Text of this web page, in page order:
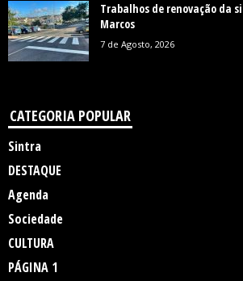
Trabalhos de renovação da
Marcos
7 de Agosto, 2026
CATEGORIA POPULAR
Sintra
DESTAQUE
Agenda
Sociedade
CULTURA
PÁGINA 1